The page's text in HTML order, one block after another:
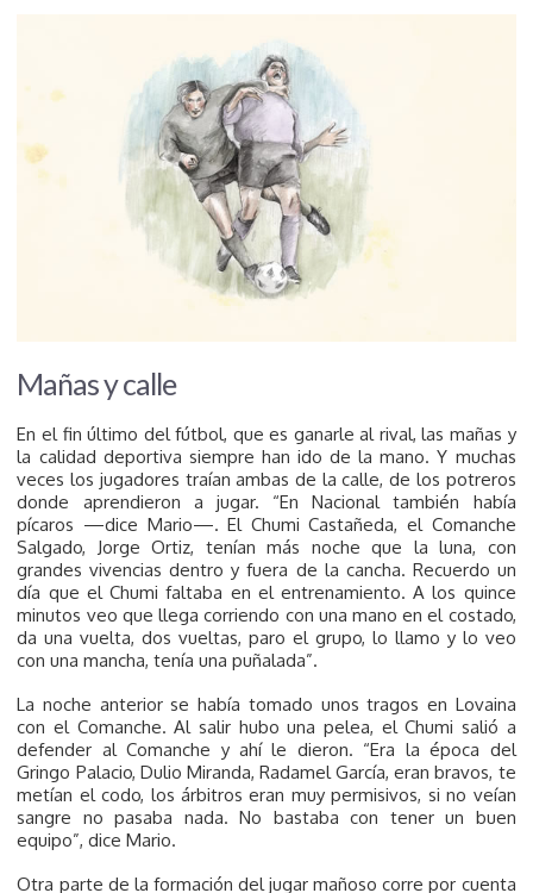
Mañas y calle
En el fin último del fútbol, que es ganarle al rival, las mañas y
la calidad deportiva siempre han ido de la mano. Y muchas
veces los jugadores traían ambas de la calle, de los potreros
donde aprendieron a jugar. “En Nacional también había
pícaros —dice Mario—. El Chumi Castañeda, el Comanche
Salgado, Jorge Ortiz, tenían más noche que la luna, con
grandes vivencias dentro y fuera de la cancha. Recuerdo un
día que el Chumi faltaba en el entrenamiento. A los quince
minutos veo que llega corriendo con una mano en el costado,
da una vuelta, dos vueltas, paro el grupo, lo llamo y lo veo
con una mancha, tenía una puñalada”.
La noche anterior se había tomado unos tragos en Lovaina
con el Comanche. Al salir hubo una pelea, el Chumi salió a
defender al Comanche y ahí le dieron. “Era la época del
Gringo Palacio, Dulio Miranda, Radamel García, eran bravos, te
metían el codo, los árbitros eran muy permisivos, si no veían
sangre no pasaba nada. No bastaba con tener un buen
equipo”, dice Mario.
Otra parte de la formación del jugar mañoso corre por cuenta